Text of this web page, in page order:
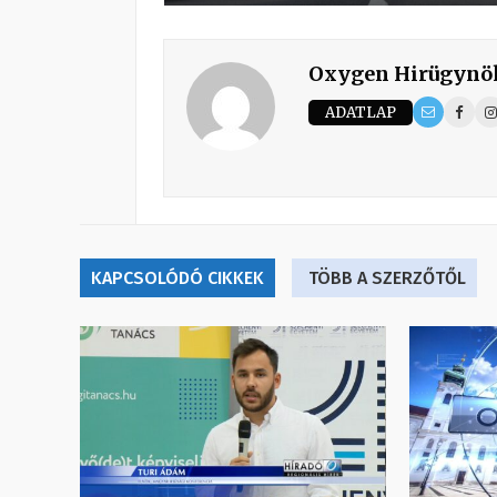
Oxygen
ADATLAP
KAPCSOLÓDÓ CIKKEK TÖBB A SZERZŐTŐL